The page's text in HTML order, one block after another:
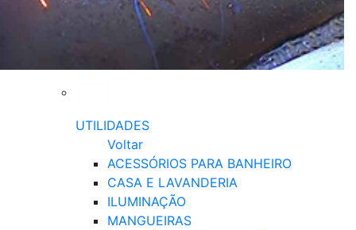
UTILIDADES
Voltar
ACESSÓRIOS PARA BANHEIRO
CASA E LAVANDERIA
ILUMINAÇÃO
MANGUEIRAS